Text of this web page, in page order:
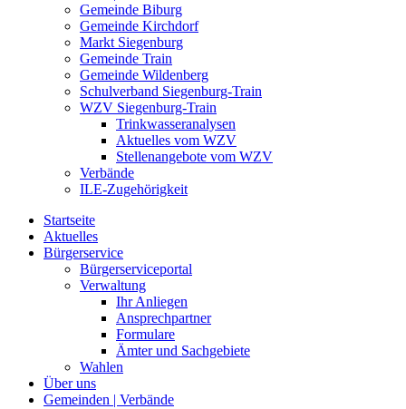
Gemeinde Biburg
Gemeinde Kirchdorf
Markt Siegenburg
Gemeinde Train
Gemeinde Wildenberg
Schulverband Siegenburg-Train
WZV Siegenburg-Train
Trinkwasseranalysen
Aktuelles vom WZV
Stellenangebote vom WZV
Verbände
ILE-Zugehörigkeit
Startseite
Aktuelles
Bürgerservice
Bürgerserviceportal
Verwaltung
Ihr Anliegen
Ansprechpartner
Formulare
Ämter und Sachgebiete
Wahlen
Über uns
Gemeinden | Verbände